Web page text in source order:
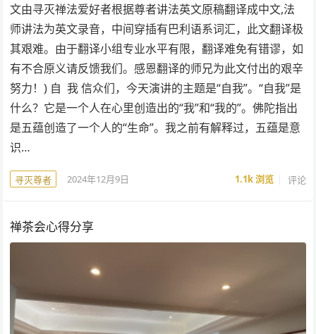
文由寻灭禅法爱好者根据尊者讲法英文原稿翻译成中文,法
师讲法为英文录音，中间穿插有巴利语系词汇，此文翻译极
其艰难。由于翻译小组专业水平有限，翻译难免有错谬，如
有不合原义请反馈我们。感恩翻译的师兄为此文付出的艰辛
努力！) 自 我 信众们，今天演讲的主题是“自我”。“自我”是
什么？它是一个人在心里创造出的“我”和“我的”。佛陀指出
是五蕴创造了一个人的“生命”。我之前有解释过，五蕴是意
识…
寻灭尊者 2024年12月9日 1.1k浏览 评论
禅茶会心得分享